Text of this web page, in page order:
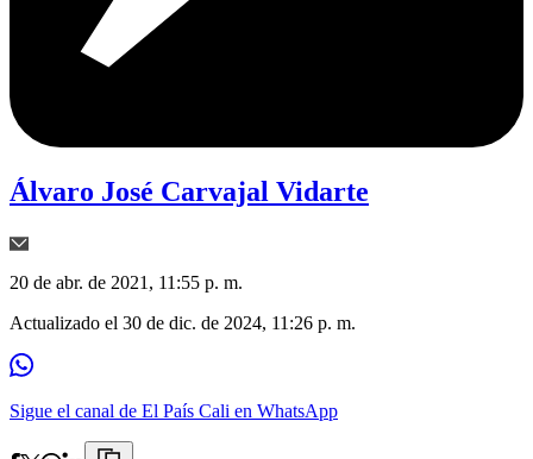
Álvaro José Carvajal Vidarte
20 de abr. de 2021, 11:55 p. m.
Actualizado el 30 de dic. de 2024, 11:26 p. m.
Sigue el canal de El País Cali en WhatsApp